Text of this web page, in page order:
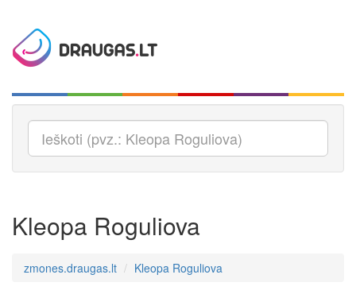
Kleopa Roguliova
zmones.draugas.lt Kleopa Roguliova